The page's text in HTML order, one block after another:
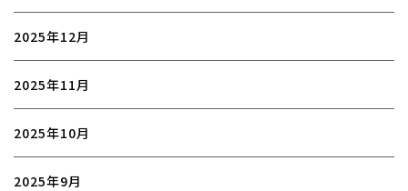
2025年12月
2025年11月
2025年10月
2025年9月